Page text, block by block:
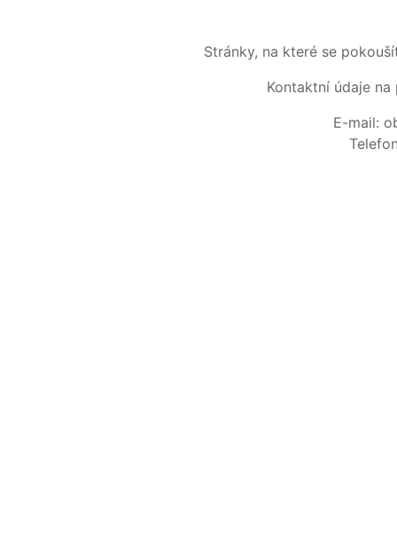
Stránky, na které se
Kontaktní údaje
E-mail: